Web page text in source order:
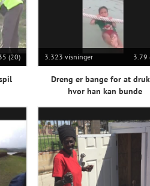
(20) 3.323 visninger 3.79
Dreng er bange for at
hvor han kan bunde